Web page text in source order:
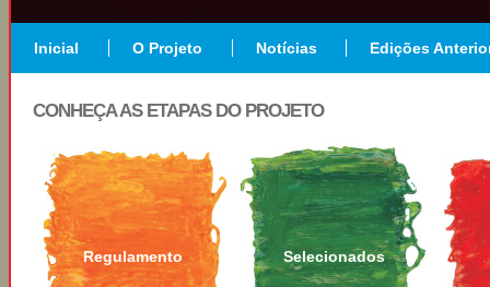
Inicial O Projeto Notícias Edições
CONHEÇA AS ETAPAS DO PROJETO
Regulamento Selecionados